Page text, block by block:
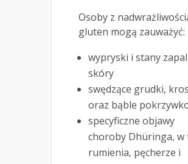
Osoby z
gluten mogą zauważyć:
wypryski i stany
skóry
swędzące grudki,
oraz bąble
specyficzne objawy
choroby Dhüringa, w
rumienia, pęcherze i